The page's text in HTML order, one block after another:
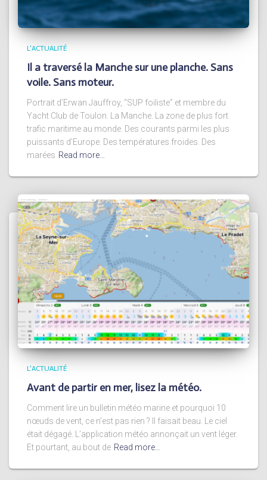
L'ACTUALITÉ
Il a traversé la Manche sur une planche. Sans
voile. Sans moteur.
Portrait d’Erwan Jauffroy, “SUP foiliste” et membre du
Yacht Club de Toulon. La Manche. La zone de plus fort
trafic maritime au monde. Des courants parmi les plus
puissants d’Europe. Des températures froides. Des
marées Read more…
L'ACTUALITÉ
Avant de partir en mer, lisez la météo.
Comment lire un bulletin météo marine et pourquoi 10
nœuds de vent, ce n’est pas rien ? Il faisait beau. Le ciel
était dégagé. L’application météo annonçait un vent léger.
Et pourtant, au bout de Read more…